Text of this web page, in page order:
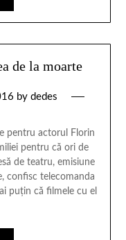
de la moarte
by dedes
pentru actorul Florin
pentru că ori de
de teatru, emisiune
confisc telecomanda
puțin că filmele cu el